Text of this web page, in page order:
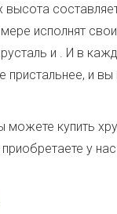
высота
исполнят
и . И в
и
можете купить
у нас